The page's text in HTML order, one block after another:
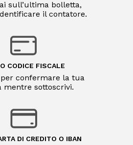
sull’ultima bolletta,
il contatore.
CODICE FISCALE
confermare la tua
mentre sottoscrivi.
DI CREDITO O IBAN